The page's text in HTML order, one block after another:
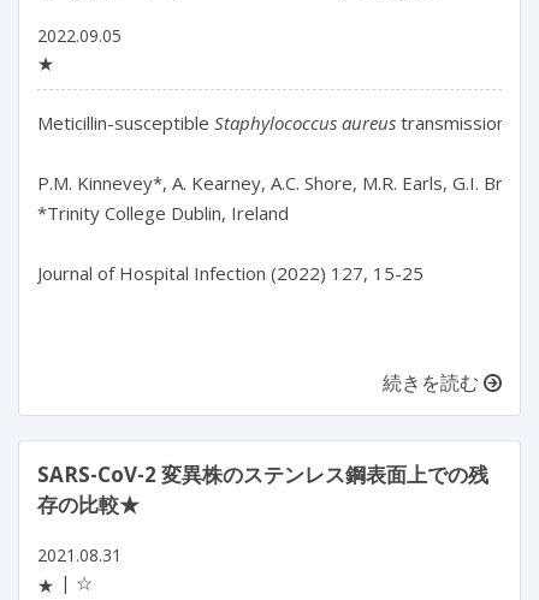
2022.09.05
★
Meticillin-susceptible Staphylococcus aureus transmission
P.M. Kinnevey*, A. Kearney, A.C. Shore, M.R. Earls, G.I.
*Trinity College Dublin, Ireland
Journal of Hospital Infection (2022) 127, 15-25
続きを読む
SARS-CoV-2 変異株のステンレス鋼表面上での残
存の比較★
2021.08.31
★
☆